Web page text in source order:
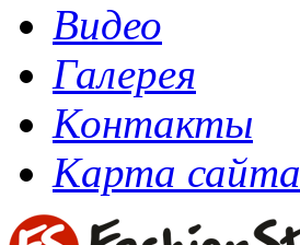
Видео
Галерея
Контакты
Карта сайта